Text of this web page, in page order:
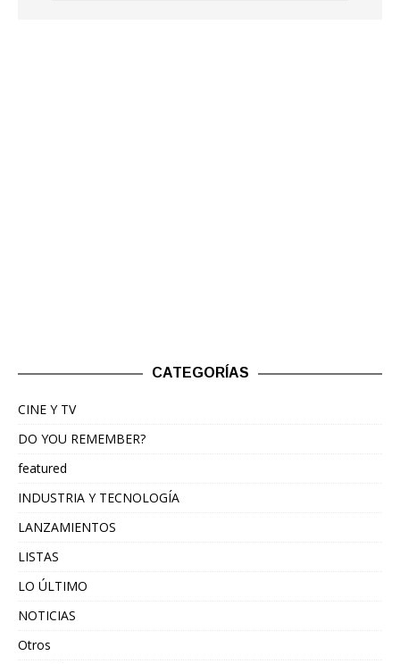
CATEGORÍAS
CINE Y TV
DO YOU REMEMBER?
featured
INDUSTRIA Y TECNOLOGÍA
LANZAMIENTOS
LISTAS
LO ÚLTIMO
NOTICIAS
Otros